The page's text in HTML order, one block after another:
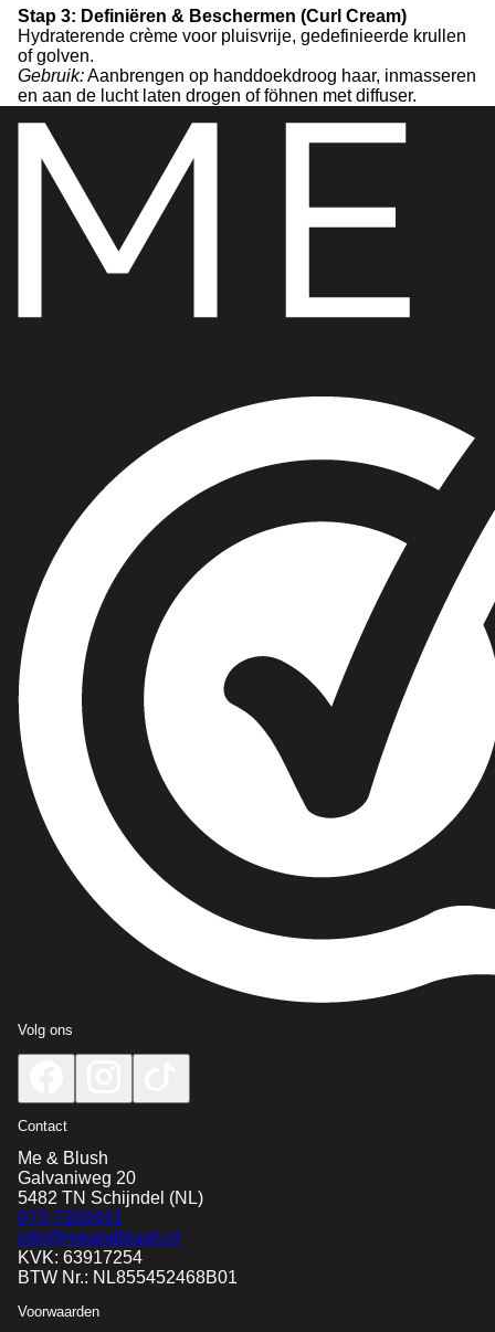
Stap 3: Definiëren & Beschermen (Curl Cream)
Hydraterende crème voor pluisvrije, gedefinieerde krullen
of golven.
Gebruik:Aanbrengen op handdoekdroog haar, inmasseren
en aan de lucht laten drogen of föhnen met diffuser.
Volg ons
Contact
Me & Blush
Galvaniweg 20
5482 TN Schijndel (NL)
073-7200441
info@meandblush.nl
KVK: 63917254
BTW Nr.: NL855452468B01
Voorwaarden